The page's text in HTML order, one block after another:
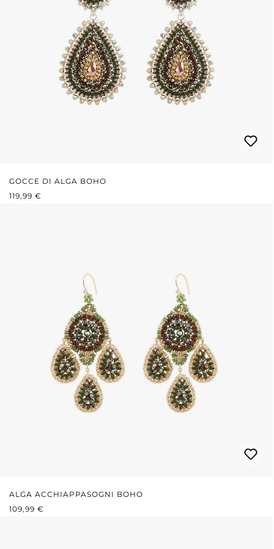
GOCCE DI ALGA BOHO
PREZZO NORMALE:
119,99 €
ALGA ACCHIAPPASOGNI BOHO
PREZZO NORMALE:
109,99 €